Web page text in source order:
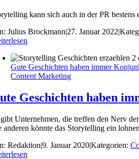
kann sich auch in der PR
Julius Brockmann|27. Januar 2022|
Gute Geschichten haben immer
Content Marketing
Geschichten haben
Unternehmen, die treffen den Nerv
anderen könnte das Storytelling ein
Redaktion|9. Januar 2020|Kategorien: